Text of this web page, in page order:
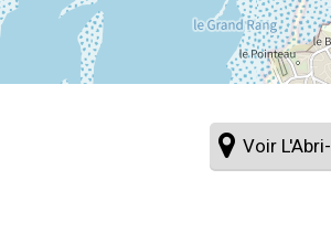
Voir